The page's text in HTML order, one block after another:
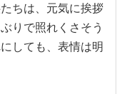
ちは、元気に挨拶
りで照れくさそう
しても、表情は明